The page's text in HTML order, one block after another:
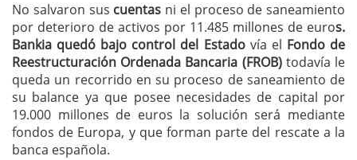
No salvaron sus cuentas ni el proceso de saneamiento
por deterioro de activos por 11.485 millones de euros.
Bankia quedó bajo control del Estadovía el Fondo de
Reestructuración Ordenada Bancaria (FROB)todavía le
queda un recorrido en su proceso de saneamiento de
su balance ya que posee necesidades de capital por
19.000 millones de euros la solución será mediante
fondos de Europa, y que forman parte del rescate a la
banca española.